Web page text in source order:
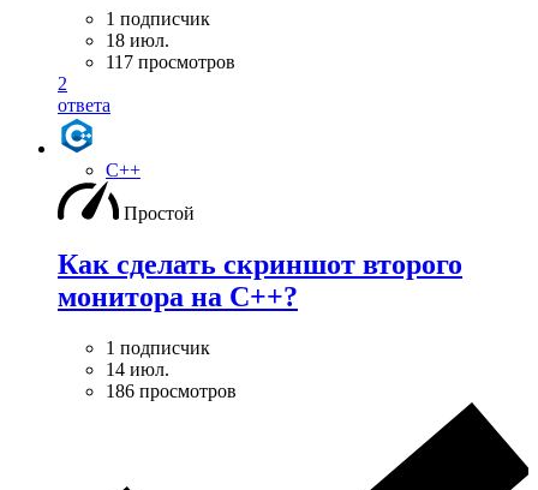
1 подписчик
18 июл.
117 просмотров
2
ответа
C++
Простой
Как сделать скриншот второго
монитора на С++?
1 подписчик
14 июл.
186 просмотров